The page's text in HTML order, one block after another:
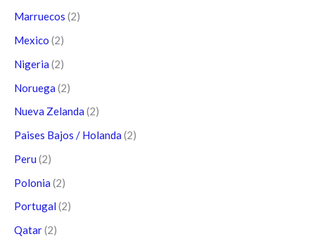
Marruecos (2)
Mexico (2)
Nigeria (2)
Noruega (2)
Nueva Zelanda (2)
Paises Bajos / Holanda (2)
Peru (2)
Polonia (2)
Portugal (2)
Qatar(2)